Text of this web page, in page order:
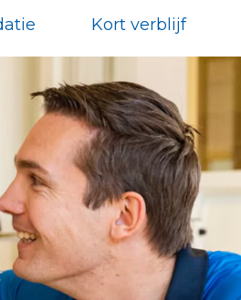
Kort verblijf